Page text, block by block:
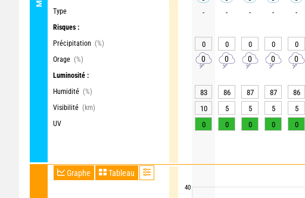
Type
Risques :
Précipitation (%)
Orage (%)
Luminosité :
Humidité (%)
Visibilité (km)
UV
Graphe Tableau
40
- - - - -
0 0 0 0 0
0 0 0 0 0
83 86 87 87 86
10
5 5 5 5
0
0 0 0 0